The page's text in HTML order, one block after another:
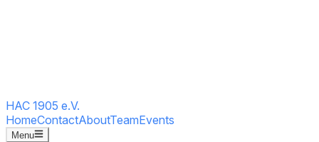
HAC 1905 e.V.
HomeContactAboutTeamEvents
Menu